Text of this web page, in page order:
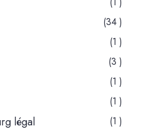
(34 )
(1 )
(3 )
(1 )
(1 )
légal (1 )